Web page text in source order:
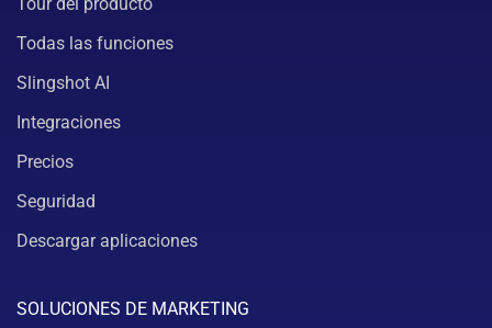
Todas las funciones
Slingshot AI
Integraciones
Precios
Seguridad
Descargar aplicaciones
SOLUCIONES DE MARKETING